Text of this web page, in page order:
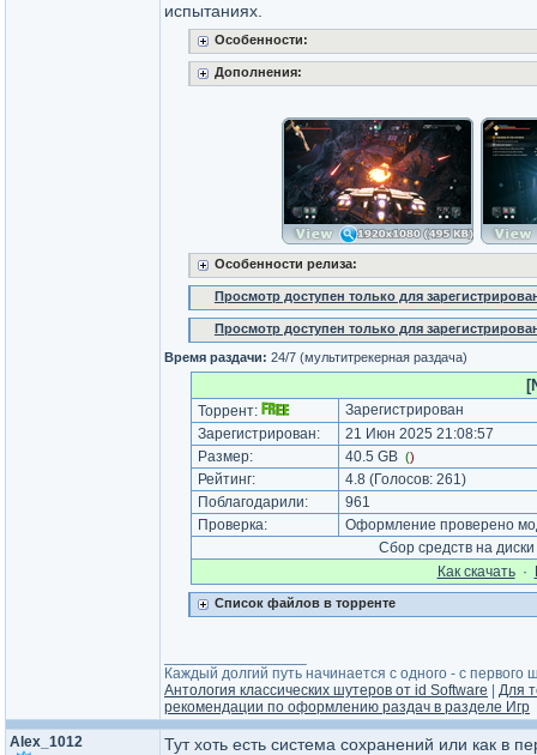
испытаниях.
Особенности:
Дополнения:
Особенности релиза:
Просмотр доступен только для
Просмотр доступен только для
Время раздачи: 24/7 (мультитрекерная раздача)
Торрент:
Зарегистрирован
Зарегистрирован:
21 Июн 2025 21:08:57
Размер:
40.5 GB ()
Рейтинг: 4.8 (Голосов: 261)
Поблагодарили:
961
Проверка:
Оформление проверено
Сбор средств на
Как cкачать·
Список файлов в торренте
Каждый долгий путь начинается с одного - с первого
Антология классических шутеров от id Software
Для
рекомендации по оформлению раздач в разделе Игр
Alex_1012 Тут хоть есть система сохранений или как в